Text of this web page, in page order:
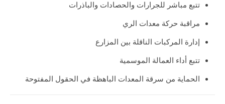
تتبع مباشر للجرارات والحصادات والباذرات
مراقبة حركة معدات الري
إدارة المركبات الناقلة بين المزارع
تتبع أداء العمالة الموسمية
الحماية من سرقة المعدات الباهظة في الحقول المفتوحة